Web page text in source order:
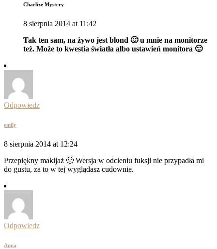
Charlize Mystery
8 sierpnia 2014 at 11:42
Tak ten sam, na żywo jest blond 🙂 u mnie na monitorze
też. Może to kwestia światła albo ustawień monitora 🙂
Odpowiedz
emily
8 sierpnia 2014 at 12:24
Przepiękny makijaż 🙂 Wersja w odcieniu fuksji nie przypadła mi
do gustu, za to w tej wyglądasz cudownie.
Odpowiedz
Anna